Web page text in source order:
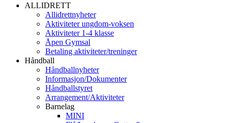
ALLIDRETT
Allidrettnyheter
Aktiviteter ungdom-voksen
Aktiviteter 1-4 klasse
Åpen Gymsal
Betaling aktiviteter/treninger
Håndball
Håndballnyheter
Informasjon/Dokumenter
Håndballstyret
Arrangement/Aktiviteter
Barnelag
MINI